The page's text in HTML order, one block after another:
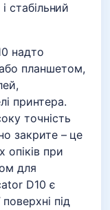
стабільний
надто
планшетом,
принтера.
точність
закрите – це
опіків при
для
D10 є
під